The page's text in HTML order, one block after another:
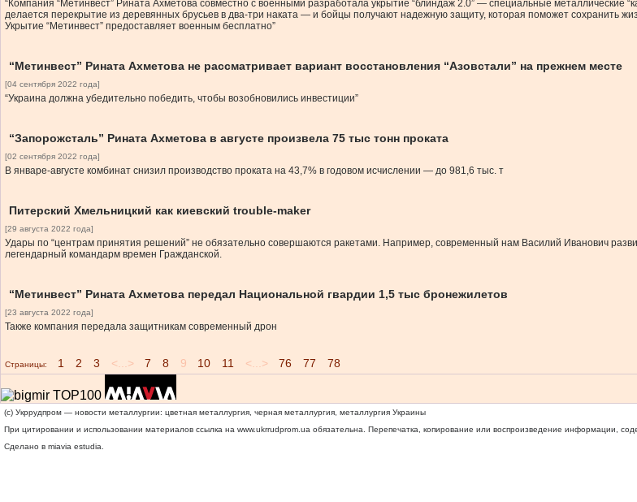
“Компания “Метинвест” Рината Ахметова совместно с военными разработала укрытие “блиндаж 2.0” — специальные
делается перекрытие из деревянных брусьев в два-три наката — и бойцы получают надежную защиту, которая поможет сохранить
Укрытие “Метинвест” предоставляет военным бесплатно”
“Метинвест” Рината Ахметова не рассматривает вариант восстановления “Азовстали” на прежнем месте
[04 сентября 2022 года]
“Украина должна убедительно победить, чтобы возобновились инвестиции”
“Запорожсталь” Рината Ахметова в августе произвела 75 тыс тонн проката
[02 сентября 2022 года]
В январе-августе комбинат снизил производство проката на 43,7% в годовом исчислении — до 981,6 тыс. т
Питерский Хмельницкий как киевский trouble-maker
[29 августа 2022 года]
Удары по “центрам принятия решений” не обязательно совершаются ракетами. Например, современный нам Василий Иванович
легендарный командарм времен Гражданской.
“Метинвест” Рината Ахметова передал Национальной гвардии 1,5 тыс бронежилетов
[23 августа 2022 года]
Также компания передала защитникам современный дрон
Страницы: 1 2 3 <...> 7 8 9 10 11 <...> 76 77 78
(c) Укррудпром — новости металлургии: цветная металлургия, черная металлургия, металлургия Украины
При цитировании и использовании материалов ссылка на www.ukrrudprom.ua обязательна. Перепечатка, копирование или воспроизведение информации,
Сделано в miavia estudia.